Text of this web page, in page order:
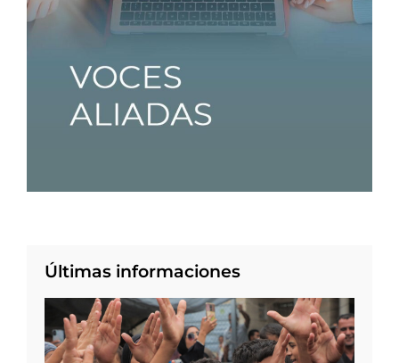
Últimas informaciones